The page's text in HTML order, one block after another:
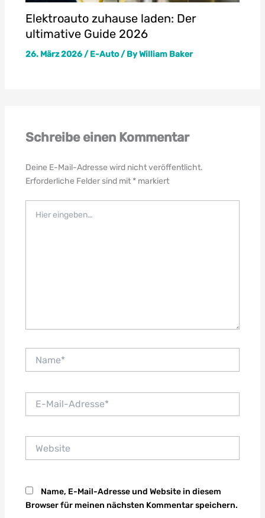
Elektroauto zuhause laden: Der
ultimative Guide 2026
26. März 2026/ E-Auto/ ByWilliam Baker
Schreibe einen Kommentar
Deine E-Mail-Adresse wird nicht veröffentlicht.
Erforderliche Felder sind mit *markiert
eingeben…
Mail-
Name, E-Mail-Adresse und Website in diesem
Browser für meinen nächsten Kommentar speichern.